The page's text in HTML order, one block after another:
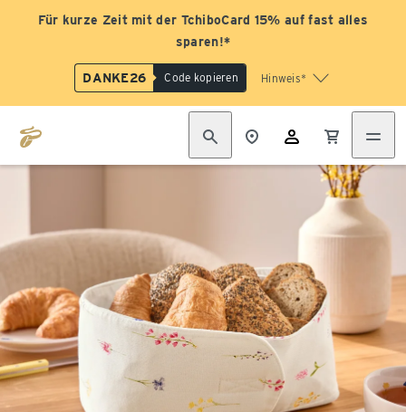
Für kurze Zeit mit der TchiboCard 15% auf fast alles
sparen!*
DANKE26 Code kopieren Hinweis*